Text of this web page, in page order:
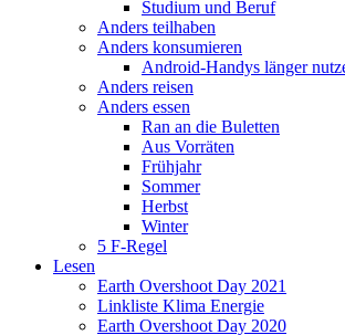
Studium und Beruf
Anders teilhaben
Anders konsumieren
Android-Handys länger
Anders reisen
Anders essen
Ran an die Buletten
Aus Vorräten
Frühjahr
Sommer
Herbst
Winter
5 F-Regel
Lesen
Earth Overshoot Day 2021
Linkliste Klima Energie
Earth Overshoot Day 2020